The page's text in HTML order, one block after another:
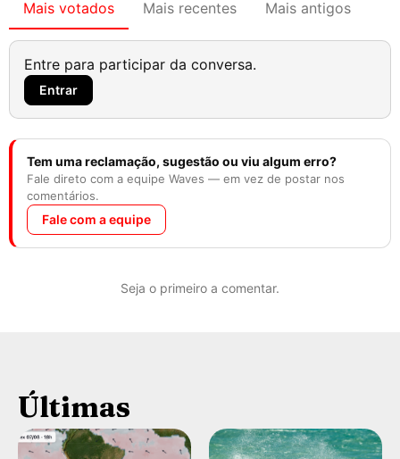
Mais votados Mais recentes Mais antigos
Entre para participar da conversa.
Entrar
Tem uma reclamação, sugestão ou viu algum erro?
Fale direto com a equipe Waves — em vez de postar nos
comentários.
Fale com a equipe
Seja o primeiro a comentar.
Últimas